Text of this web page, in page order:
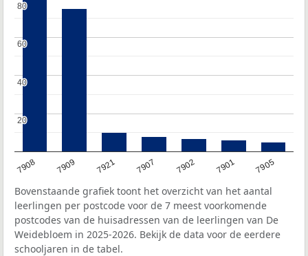
7908 7909 7921 7907 7902 7901 7905
20
20
40
40
60
60
80
80
Bovenstaande grafiek toont het overzicht van het aantal
leerlingen per postcode voor de 7 meest voorkomende
postcodes van de huisadressen van de leerlingen van De
Weidebloem in 2025-2026. Bekijk de data voor de eerdere
schooljaren in de tabel.